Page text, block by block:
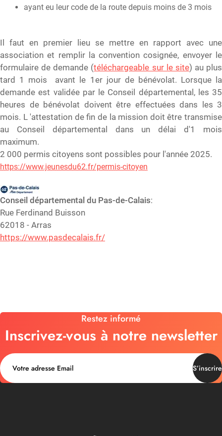
ayant eu leur code de la route depuis moins de 3 mois
Il faut en premier lieu se mettre en rapport avec une
association et remplir la convention cosignée, envoyer le
formulaire de demande (téléchargeable sur le site) au plus
tard 1 mois avant le 1er jour de bénévolat. Lorsque la
demande est validée par le Conseil départemental, les 35
heures de bénévolat doivent être effectuées dans les 3
mois. L 'attestation de fin de la mission doit être transmise
au Conseil départemental dans un délai d'1 mois
maximum.
2 000 permis citoyens sont possibles pour l'année 2025.
https://www.jeunesdu62.fr/permis-citoyen
Conseil départemental du Pas-de-Calais:
Rue Ferdinand Buisson
62018 - Arras
https://www.pasdecalais.fr/
Restez informé
Inscrivez-vous à notre newsletter
S’inscrire